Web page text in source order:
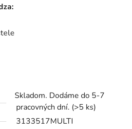
Skladom. Dodáme do 5-7
pracovných dní. (>5 ks)
3133517MULTI